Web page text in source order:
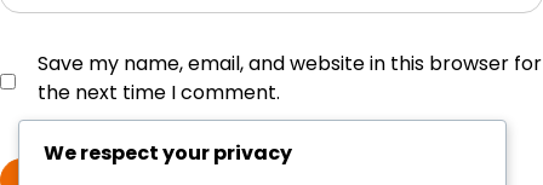
Save my name, email, and website in this browser for
the next time I comment.
We respect your privacy